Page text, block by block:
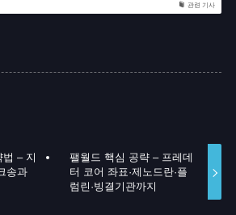
관련 기사
– 지
송과
팰월드 핵심 공략 – 프레데
터 코어 좌표·제노드란·플
럼린·빙결기관까지